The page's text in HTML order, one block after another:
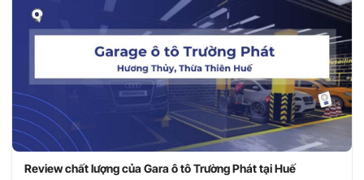
Review chất lượng của Gara ô tô Trường Phát tại Huế